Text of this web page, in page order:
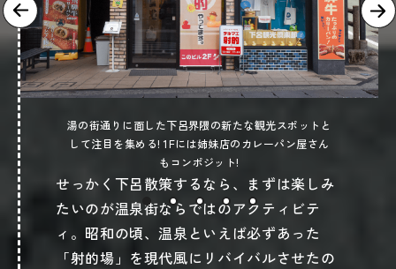
湯の街通りに面した下呂界隈の新たな観光スポットと
して注目を集める! 1Fには姉妹店のカレーパン屋さん
もコンポジット!
せっかく下呂散策するなら、まずは楽しみ
たいのが温泉街ならではのアクティビテ
ィ。昭和の頃、温泉といえば必ずあった
「射的場」を現代風にリバイバルさせたの